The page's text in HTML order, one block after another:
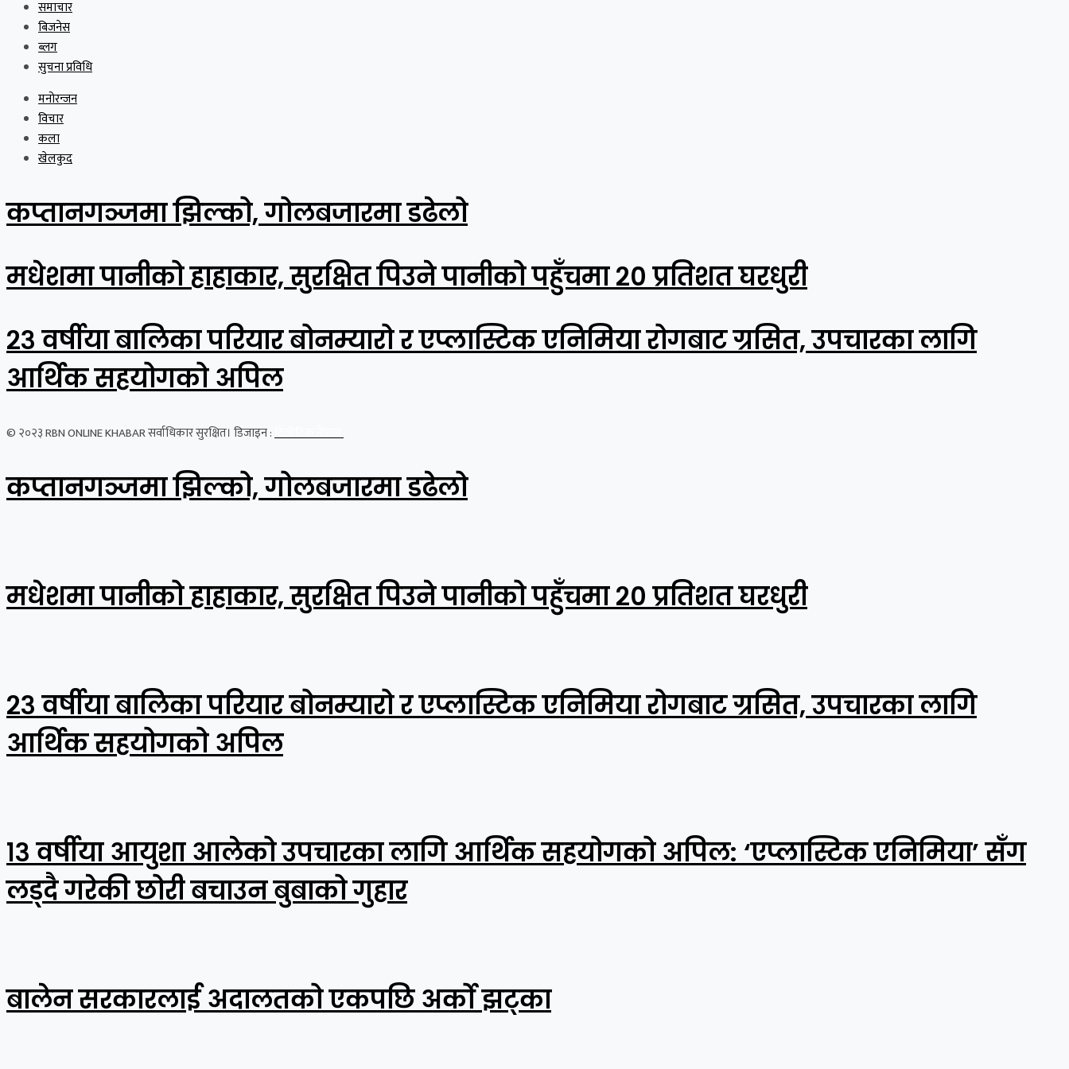
समाचार
बिजनेस
ब्लग
सुचना प्रविधि
मनोरन्जन
विचार
कला
खेलकुद
कप्तानगञ्जमा झिल्को, गोलबजारमा डढेलो
मधेशमा पानीको हाहाकार, सुरक्षित पिउने पानीको पहुँचमा २० प्रतिशत घरधुरी
२३ वर्षीया बालिका परियार बोनम्यारो र एप्लास्टिक एनिमिया रोगबाट ग्रसित, उपचारका लागि
आर्थिक सहयोगको अपिल
© २०२३ RBN ONLINE KHABAR सर्वाधिकार सुरक्षित। डिजाइन :डिजीटिक नेपाल
कप्तानगञ्जमा झिल्को, गोलबजारमा डढेलो
मधेशमा पानीको हाहाकार, सुरक्षित पिउने पानीको पहुँचमा २० प्रतिशत घरधुरी
२३ वर्षीया बालिका परियार बोनम्यारो र एप्लास्टिक एनिमिया रोगबाट ग्रसित, उपचारका लागि
आर्थिक सहयोगको अपिल
१३ वर्षीया आयुशा आलेको उपचारका लागि आर्थिक सहयोगको अपिल: ‘एप्लास्टिक एनिमिया’ सँग
लड्दै गरेकी छोरी बचाउन बुबाको गुहार
बालेन सरकारलाई अदालतको एकपछि अर्को झट्का